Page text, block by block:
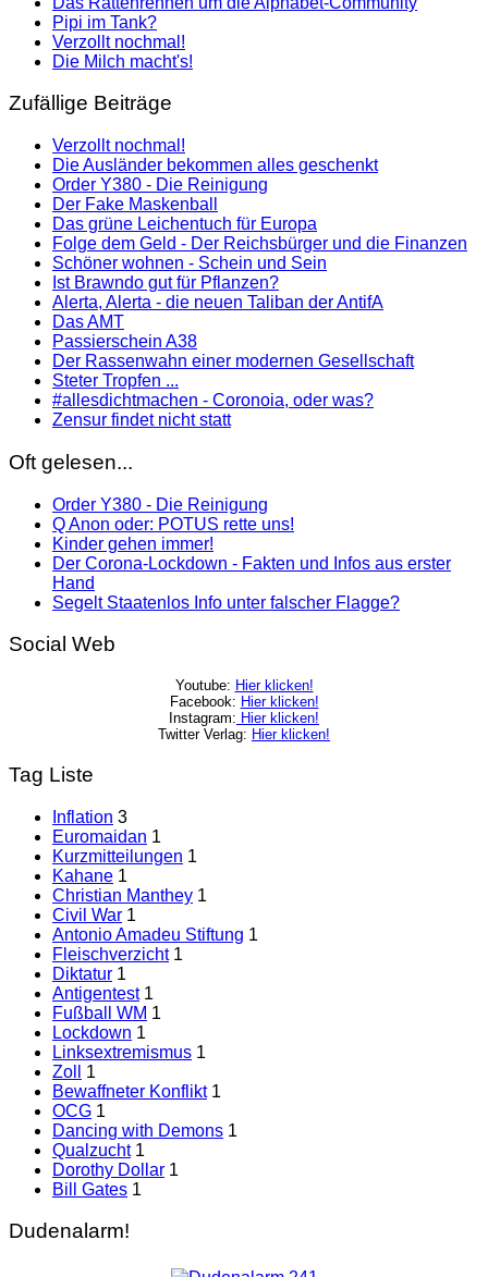
Pipi im Tank?
Verzollt nochmal!
Die Milch macht's!
Zufällige Beiträge
Verzollt nochmal!
Die Ausländer bekommen alles geschenkt
Order Y380 - Die Reinigung
Der Fake Maskenball
Das grüne Leichentuch für Europa
Folge dem Geld - Der Reichsbürger und die Finanzen
Schöner wohnen - Schein und Sein
Ist Brawndo gut für Pflanzen?
Alerta, Alerta - die neuen Taliban der AntifA
Das AMT
Passierschein A38
Der Rassenwahn einer modernen Gesellschaft
Steter Tropfen ...
#allesdichtmachen - Coronoia, oder was?
Zensur findet nicht statt
Oft gelesen...
Order Y380 - Die Reinigung
Q Anon oder: POTUS rette uns!
Kinder gehen immer!
Der Corona-Lockdown - Fakten und Infos aus erster
Hand
Segelt Staatenlos Info unter falscher Flagge?
Social Web
Youtube: Hier klicken!
Facebook: Hier klicken!
Instagram: Hier klicken!
Twitter Verlag: Hier klicken!
Tag Liste
Inflation 3
Euromaidan 1
Kurzmitteilungen 1
Kahane 1
Christian Manthey 1
Civil War 1
Antonio Amadeu Stiftung 1
Fleischverzicht 1
Diktatur 1
Antigentest 1
Fußball WM 1
Lockdown 1
Linksextremismus 1
Zoll
1
Bewaffneter Konflikt 1
OCG 1
Dancing with Demons 1
Qualzucht 1
Dorothy Dollar 1
Bill Gates 1
Dudenalarm!